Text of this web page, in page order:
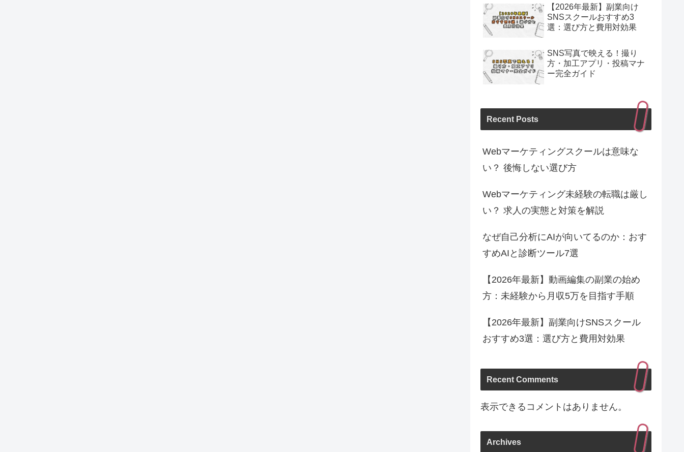
【2026年最新】副業向け
SNSスクールおすすめ3
選：選び方と費用対効果
SNS写真で映える！撮り
方・加工アプリ・投稿マナ
ー完全ガイド
Recent Posts
Webマーケティングスクールは意味な
い？ 後悔しない選び方
Webマーケティング未経験の転職は厳し
い？ 求人の実態と対策を解説
なぜ自己分析にAIが向いてるのか：おす
すめAIと診断ツール7選
【2026年最新】動画編集の副業の始め
方：未経験から月収5万を目指す手順
【2026年最新】副業向けSNSスクール
おすすめ3選：選び方と費用対効果
Recent Comments
表示できるコメントはありません。
Archives